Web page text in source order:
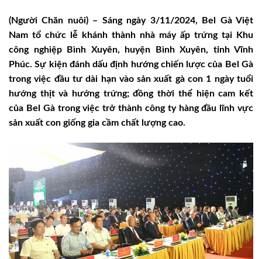
(Người Chăn nuôi) – Sáng ngày 3/11/2024, Bel Gà Việt
Nam tổ chức lễ khánh thành nhà máy ấp trứng tại Khu
công nghiệp Bình Xuyên, huyện Bình Xuyên, tỉnh Vĩnh
Phúc. Sự kiện đánh dấu định hướng chiến lược của Bel Gà
trong việc đầu tư dài hạn vào sản xuất gà con 1 ngày tuổi
hướng thịt và hướng trứng; đồng thời thể hiện cam kết
của Bel Gà trong việc trở thành công ty hàng đầu lĩnh vực
sản xuất con giống gia cầm chất lượng cao.